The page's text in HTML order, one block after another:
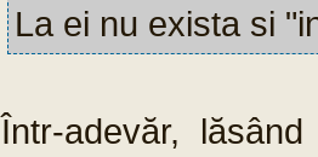
La ei nu exista si
Într-adevăr,